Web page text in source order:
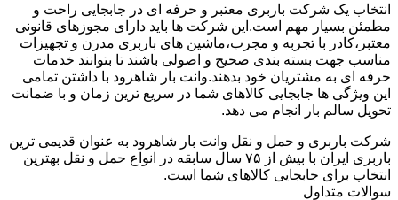
انتخاب یک شرکت باربری معتبر و حرفه ای در جابجایی راحت و
مطمئن بسیار مهم است.این شرکت ها باید دارای مجوزهای قانونی
معتبر،کادر با تجربه و مجرب،ماشین های باربری مدرن و تجهیزات
مناسب جهت بسته بندی صحیح و اصولی باشند تا بتوانند خدمات
حرفه ای به مشتریان خود بدهند.وانت بار شاهرود با داشتن تمامی
این ویژگی ها جابجایی کالاهای شما در سریع ترین زمان و با ضمانت
تحویل سالم بار انجام می دهد.
شرکت باربری و حمل و نقل وانت بار شاهرود به عنوان قدیمی ترین
باربری ایران با بیش از ۷۵ سال سابقه در انواع حمل و نقل بهترین
انتخاب برای جابجایی کالاهای شما است.
سوالات متداول